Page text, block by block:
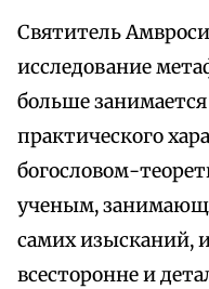
Святитель
исследование
больше
практического
богословом-
ученым,
самих изысканий,
всесторонне и